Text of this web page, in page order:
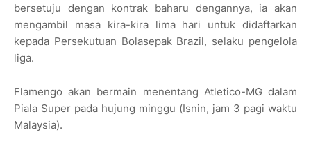
bersetuju dengan kontrak baharu dengannya, ia akan
mengambil masa kira-kira lima hari untuk didaftarkan
kepada Persekutuan Bolasepak Brazil, selaku pengelola
liga.
Flamengo akan bermain menentang Atletico-MG dalam
Piala Super pada hujung minggu (Isnin, jam 3 pagi waktu
Malaysia).